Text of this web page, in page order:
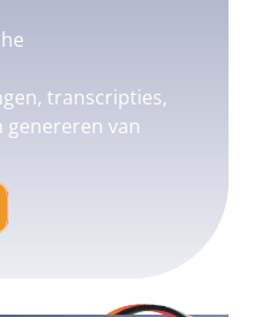
transcripties,
genereren van